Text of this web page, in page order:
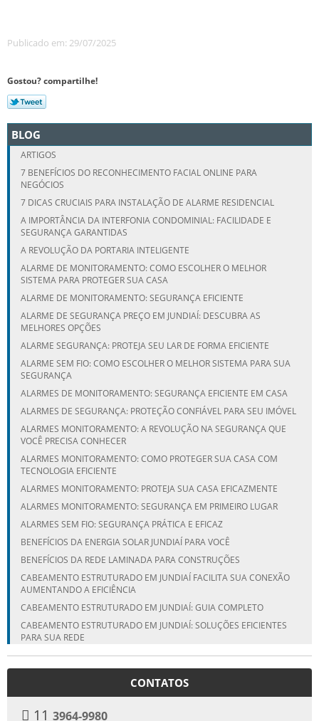
Publicado em: 29/07/2025
Gostou? compartilhe!
BLOG
ARTIGOS
7 BENEFÍCIOS DO RECONHECIMENTO FACIAL ONLINE PARA
NEGÓCIOS
7 DICAS CRUCIAIS PARA INSTALAÇÃO DE ALARME RESIDENCIAL
A IMPORTÂNCIA DA INTERFONIA CONDOMINIAL: FACILIDADE E
SEGURANÇA GARANTIDAS
A REVOLUÇÃO DA PORTARIA INTELIGENTE
ALARME DE MONITORAMENTO: COMO ESCOLHER O MELHOR
SISTEMA PARA PROTEGER SUA CASA
ALARME DE MONITORAMENTO: SEGURANÇA EFICIENTE
ALARME DE SEGURANÇA PREÇO EM JUNDIAÍ: DESCUBRA AS
MELHORES OPÇÕES
ALARME SEGURANÇA: PROTEJA SEU LAR DE FORMA EFICIENTE
ALARME SEM FIO: COMO ESCOLHER O MELHOR SISTEMA PARA SUA
SEGURANÇA
ALARMES DE MONITORAMENTO: SEGURANÇA EFICIENTE EM CASA
ALARMES DE SEGURANÇA: PROTEÇÃO CONFIÁVEL PARA SEU IMÓVEL
ALARMES MONITORAMENTO: A REVOLUÇÃO NA SEGURANÇA QUE
VOCÊ PRECISA CONHECER
ALARMES MONITORAMENTO: COMO PROTEGER SUA CASA COM
TECNOLOGIA EFICIENTE
ALARMES MONITORAMENTO: PROTEJA SUA CASA EFICAZMENTE
ALARMES MONITORAMENTO: SEGURANÇA EM PRIMEIRO LUGAR
ALARMES SEM FIO: SEGURANÇA PRÁTICA E EFICAZ
BENEFÍCIOS DA ENERGIA SOLAR JUNDIAÍ PARA VOCÊ
BENEFÍCIOS DA REDE LAMINADA PARA CONSTRUÇÕES
CABEAMENTO ESTRUTURADO EM JUNDIAÍ FACILITA SUA CONEXÃO
AUMENTANDO A EFICIÊNCIA
CABEAMENTO ESTRUTURADO EM JUNDIAÍ: GUIA COMPLETO
CABEAMENTO ESTRUTURADO EM JUNDIAÍ: SOLUÇÕES EFICIENTES
PARA SUA REDE
CÂMERAS DE SEGURANÇA: TRANSFORME SUA PROTEÇÃO COM
VENDA E INSTALAÇÃO ESPECIALIZADA
COMO ESCOLHER A MELHOR EMPRESA DE REDE LAMINADA EM
CAMPINAS
COMO ESCOLHER A MELHOR EMPRESA DE REDE LAMINADA EM
CONTATOS
11 3964-9980